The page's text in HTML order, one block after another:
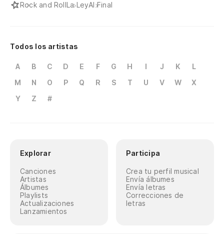
Rock and RollLa LeyAl Final
Todos los artistas
A B C D E F G H I J K
L
M
N O P Q R S T U V W
X
Y
Z #
Explorar
Canciones
Artistas
Álbumes
Playlists
Actualizaciones
Lanzamientos
Participa
Crea tu perfil musical
Envía álbumes
Envía letras
Correcciones de
letras